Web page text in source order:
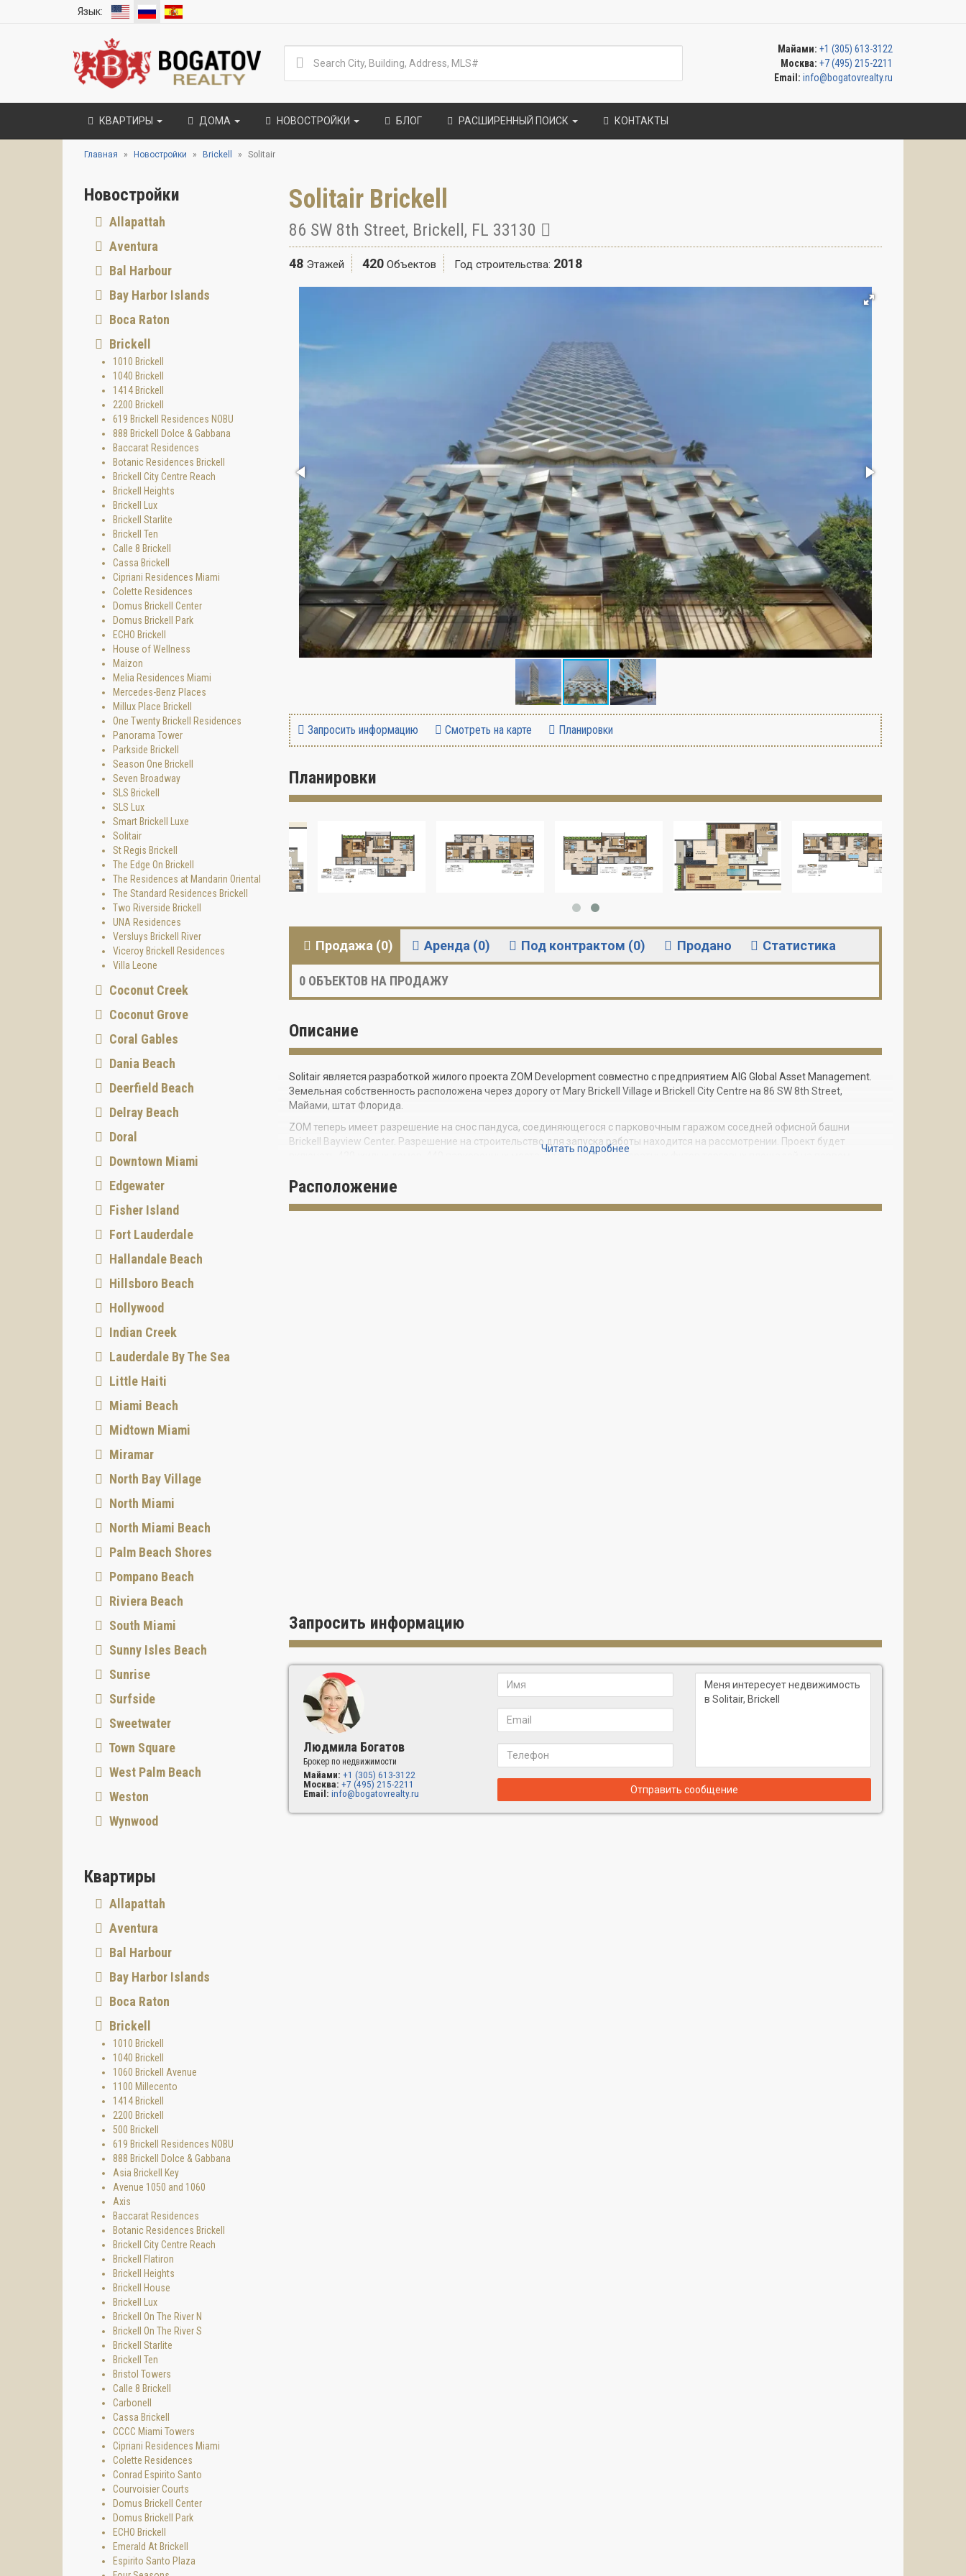
Язык:
Майами: +1 (305) 613-3122
Москва: +7 (495) 215-2211
Email: info@bogatovrealty.ru
КВАРТИРЫ ДОМА НОВОСТРОЙКИ БЛОГ РАСШИРЕННЫЙ ПОИСК КОНТАКТЫ
Главная Новостройки Brickell Solitair
Solitair Brickell
86 SW 8th Street, Brickell , FL 33130
48 Этажей 420 Объектов Год строительства: 2018
Запросить информацию Смотреть на карте Планировки
Планировки
Продажа (0) Аренда (0) Под контрактом (0) Продано Статистика
0 ОБЪЕКТОВ НА ПРОДАЖУ
Описание
Solitair является разработкой жилого проекта ZOM Development совместно с предприятием AIG Global Asset Management.
Земельная собственность расположена через дорогу от Mary Brickell Village и Brickell City Centre на 86 SW 8th Street,
Майами, штат Флорида.
ZOM теперь имеет разрешение на снос пандуса, соединяющегося с парковочным гаражом соседней офисной башни
Brickell Bayview Center. Разрешение на строительство для запуска работы находится на рассмотрении. Проект будет
включать 420 жилых домов, 440 парковочных места, а также 4,500 квадратных футов торговых площадей на первом
48-этажный жилой дом в настоящее время разработан Джонатаном Карделло из ADD Inc. Balfour Beatty будет курировать
строительство Solitair. Savino Miller Design Studio будет проектировать озеленение проекта.
Читать подробнее
Расположение
Запросить информацию
Людмила Богатов
Брокер по недвижимости
Майами: +1 (305) 613-3122
Москва: +7 (495) 215-2211
Email: info@bogatovrealty.ru Отправить сообщение
Новостройки
Allapattah
Aventura
Bal Harbour
Bay Harbor Islands
Boca Raton
Brickell
1010 Brickell
1040 Brickell
1414 Brickell
2200 Brickell
619 Brickell Residences NOBU
888 Brickell Dolce & Gabbana
Baccarat Residences
Botanic Residences Brickell
Brickell City Centre Reach
Brickell Heights
Brickell Lux
Brickell Starlite
Brickell Ten
Calle 8 Brickell
Cassa Brickell
Cipriani Residences Miami
Colette Residences
Domus Brickell Center
Domus Brickell Park
ECHO Brickell
House of Wellness
Maizon
Melia Residences Miami
Mercedes-Benz Places
Millux Place Brickell
One Twenty Brickell Residences
Panorama Tower
Parkside Brickell
Season One Brickell
Seven Broadway
SLS Brickell
SLS Lux
Smart Brickell Luxe
Solitair
St Regis Brickell
The Edge On Brickell
The Residences at Mandarin Oriental
The Standard Residences Brickell
Two Riverside Brickell
UNA Residences
Versluys Brickell River
Viceroy Brickell Residences
Villa Leone
Coconut Creek
Coconut Grove
Coral Gables
Dania Beach
Deerfield Beach
Delray Beach
Doral
Downtown Miami
Edgewater
Fisher Island
Fort Lauderdale
Hallandale Beach
Hillsboro Beach
Hollywood
Indian Creek
Lauderdale By The Sea
Little Haiti
Miami Beach
Midtown Miami
Miramar
North Bay Village
North Miami
North Miami Beach
Palm Beach Shores
Pompano Beach
Riviera Beach
South Miami
Sunny Isles Beach
Sunrise
Surfside
Sweetwater
Town Square
West Palm Beach
Weston
Wynwood
Квартиры
Allapattah
Aventura
Bal Harbour
Bay Harbor Islands
Boca Raton
Brickell
1010 Brickell
1040 Brickell
1060 Brickell Avenue
1100 Millecento
1414 Brickell
2200 Brickell
500 Brickell
619 Brickell Residences NOBU
888 Brickell Dolce & Gabbana
Asia Brickell Key
Avenue 1050 and 1060
Axis
Baccarat Residences
Botanic Residences Brickell
Brickell City Centre Reach
Brickell Flatiron
Brickell Heights
Brickell House
Brickell Lux
Brickell On The River N
Brickell On The River S
Brickell Starlite
Brickell Ten
Bristol Towers
Calle 8 Brickell
Carbonell
Cassa Brickell
CCCC Miami Towers
Cipriani Residences Miami
Colette Residences
Conrad Espirito Santo
Courvoisier Courts
Domus Brickell Center
Domus Brickell Park
ECHO Brickell
Emerald At Brickell
Espirito Santo Plaza